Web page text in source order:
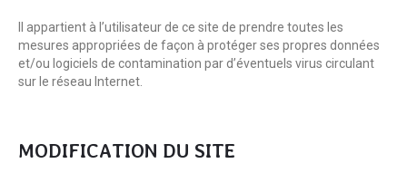
Il appartient à l’utilisateur de ce site de prendre toutes les
mesures appropriées de façon à protéger ses propres données
et/ou logiciels de contamination par d’éventuels virus circulant
sur le réseau Internet.
MODIFICATION DU SITE